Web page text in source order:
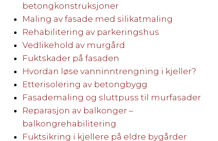
betongkonstruksjoner
Maling av fasade med silikatmaling
Rehabilitering av parkeringshus
Vedlikehold av murgård
Fuktskader på fasaden
Hvordan løse vanninntrengning i kjeller?
Etterisolering av betongbygg
Fasademaling og sluttpuss til murfasader
Reparasjon av balkonger –
balkongrehabilitering
Fuktsikring i kjellere på eldre bygårder